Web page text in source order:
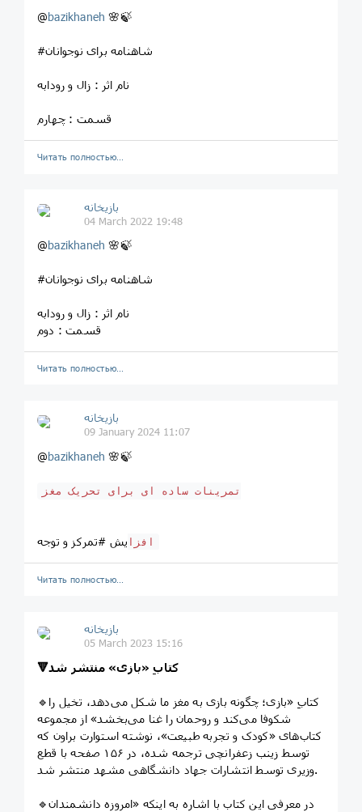
@bazikhaneh 🌸🍃
#شاهنامه برای نوجوانان
نام اثر : زال و رودابه
قسمت : چهارم
Читать полностью…
بازیخانه
04 March 2022 19:48
@bazikhaneh 🌸🍃
#شاهنامه برای نوجوانان
نام اثر : زال و رودابه
قسمت : دوم
Читать полностью…
بازیخانه
09 January 2024 11:07
@bazikhaneh 🌸🍃
تمرینات ساده ای برای تحریک مغز
افزا یش #تمرکز و توجه
Читать полностью…
بازیخانه
05 March 2023 15:16
🔻کتابِ «بازی» منتشر شد
🔹کتابِ «بازی؛ چگونه بازی به مغز ما شکل می‌دهد، تخیل را
شکوفا می‌کند و روحمان را غنا می‌بخشد» از مجموعه
کتاب‌های «کودک و تجربه طبیعت»، نوشته استوارت براون که
توسط زینب زعفرانچی ترجمه شده، در ۱۵۶ صفحه با قطع
وزیری توسط انتشارات جهاد دانشگاهی مشهد منتشر شد.
🔹در معرفی این کتاب با اشاره به اینکه «امروزه دانشمندان